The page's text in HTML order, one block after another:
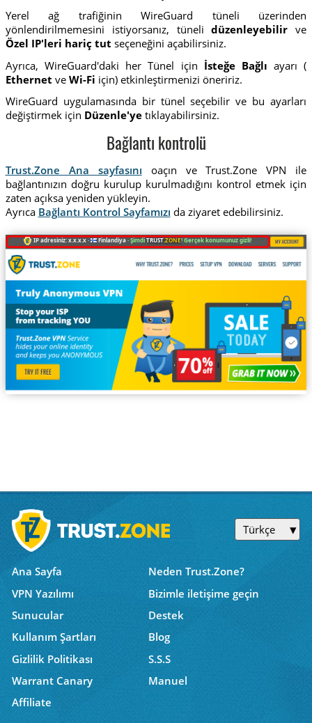
Yerel ağ trafiğinin WireGuard tüneli üzerinden
yönlendirilmemesini istiyorsanız, tünelidüzenleyebilir ve
Özel IP'leri hariç tut seçeneğini açabilirsiniz.
Ayrıca, WireGuard'daki her Tünel için İsteğe Bağlı ayarı (
Ethernet ve Wi-Fi için) etkinleştirmenizi öneririz.
WireGuard uygulamasında bir tünel seçebilir ve bu ayarları
değiştirmek için Düzenle'yetıklayabilirsiniz.
Bağlantı kontrolü
Trust.Zone Ana sayfasını oaçın ve Trust.Zone VPN ile
bağlantınızın doğru kurulup kurulmadığını kontrol etmek için
zaten açıksa yeniden yükleyin.
Ayrıca Bağlantı Kontrol Sayfamızı da ziyaret edebilirsiniz.
IP adresiniz: x.x.x.x · Finlandiya ·ŞimdiTRUST.ZONE! Gerçek konumunuz gizli!
Türkçe
Ana Sayfa
Neden Trust.Zone?
VPN Yazılımı
Bizimle iletişime geçin
Sunucular
Destek
Kullanım Şartları
Blog
Gizlilik Politikası
S.S.S
Warrant Canary
Manuel
Affiliate